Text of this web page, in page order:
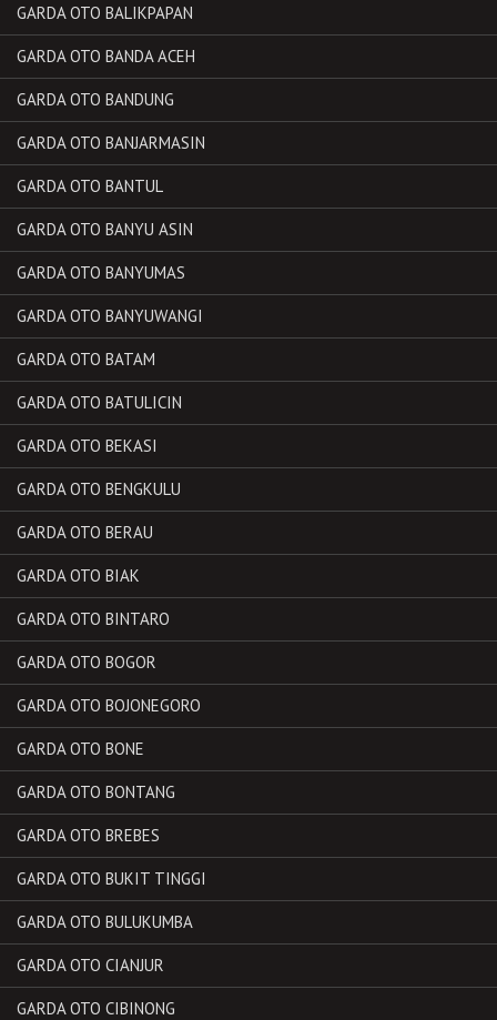
GARDA OTO BALIKPAPAN
GARDA OTO BANDA ACEH
GARDA OTO BANDUNG
GARDA OTO BANJARMASIN
GARDA OTO BANTUL
GARDA OTO BANYU ASIN
GARDA OTO BANYUMAS
GARDA OTO BANYUWANGI
GARDA OTO BATAM
GARDA OTO BATULICIN
GARDA OTO BEKASI
GARDA OTO BENGKULU
GARDA OTO BERAU
GARDA OTO BIAK
GARDA OTO BINTARO
GARDA OTO BOGOR
GARDA OTO BOJONEGORO
GARDA OTO BONE
GARDA OTO BONTANG
GARDA OTO BREBES
GARDA OTO BUKIT TINGGI
GARDA OTO BULUKUMBA
GARDA OTO CIANJUR
GARDA OTO CIBINONG